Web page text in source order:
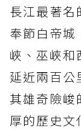
長江最著名
奉節白帝城
峽、巫峽和
延近兩百公
其雄奇險峻
厚的歷史文